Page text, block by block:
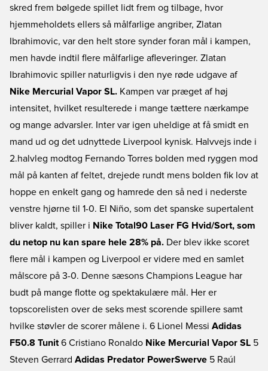
skred frem bølgede spillet lidt frem og tilbage, hvor
hjemmeholdets ellers så målfarlige angriber, Zlatan
Ibrahimovic, var den helt store synder foran mål i kampen,
men havde indtil flere målfarlige afleveringer. Zlatan
Ibrahimovic spiller naturligvis i den nye røde udgave af
Nike Mercurial Vapor SL. Kampen var præget af høj
intensitet, hvilket resulterede i mange tættere nærkampe
og mange advarsler. Inter var igen uheldige at få smidt en
mand ud og det udnyttede Liverpool kynisk. Halvvejs inde i
2.halvleg modtog Fernando Torres bolden med ryggen mod
mål på kanten af feltet, drejede rundt mens bolden fik lov at
hoppe en enkelt gang og hamrede den så ned i nederste
venstre hjørne til 1-0. El Niño, som det spanske supertalent
bliver kaldt, spiller i Nike Total90 Laser FG Hvid/Sort, som
du netop nu kan spare hele 28% på. Der blev ikke scoret
flere mål i kampen og Liverpool er videre med en samlet
målscore på 3-0. Denne sæsons Champions League har
budt på mange flotte og spektakulære mål. Her er
topscorelisten over de seks mest scorende spillere samt
hvilke støvler de scorer målene i. 6 Lionel Messi Adidas
F50.8 Tunit 6 Cristiano Ronaldo Nike Mercurial Vapor SL 5
Steven Gerrard Adidas Predator PowerSwerve 5 Raúl